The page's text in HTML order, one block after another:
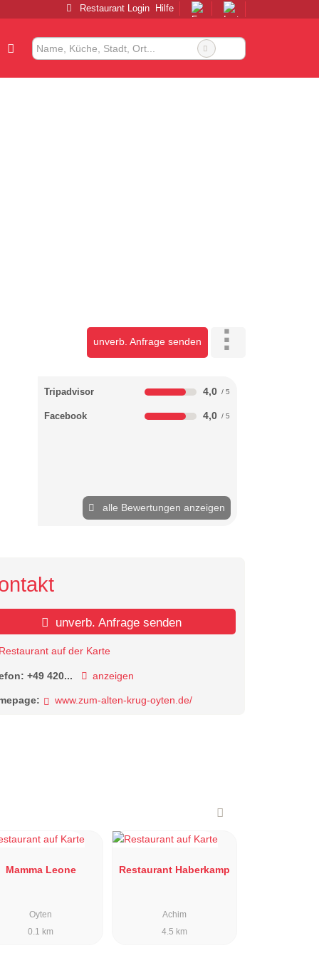
Restaurant Login Hilfe
unverb. Anfrage senden
Tripadvisor 4,0
Facebook 4,0
alle Bewertungen anzeigen
unverb. Anfrage senden
Restaurant auf der Karte
+49 420... anzeigen
www.zum-alten-krug-oyten.de/
Mamma Leone
Oyten
0.1 km
Restaurant Haberkamp
Achim
4.5 km